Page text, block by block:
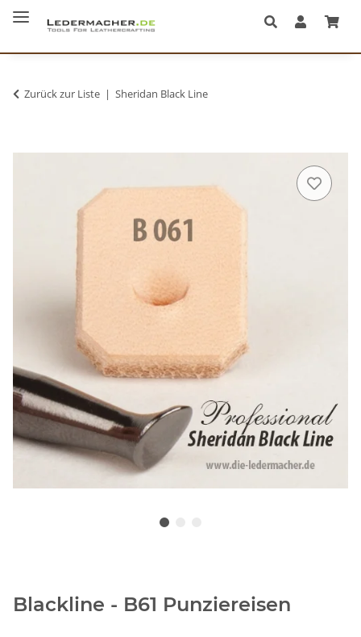
Zurück zur Liste Sheridan Black Line
Blackline - B61 Punziereisen